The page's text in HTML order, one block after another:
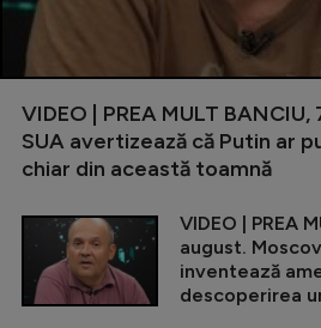
VIDEO | PREA MULT
SUA avertizează că Putin ar
chiar din această toamnă
VIDEO | PREA
august.
inventează
descoperirea